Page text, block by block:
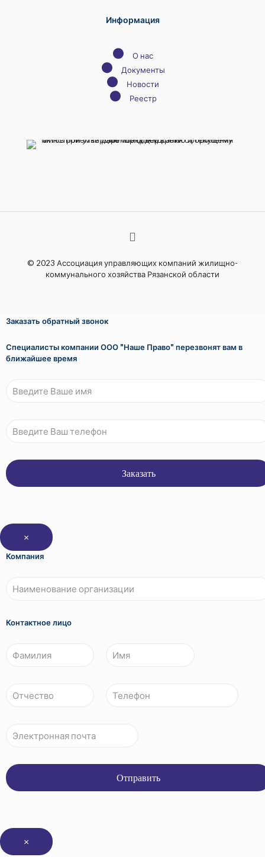
Информация
● О нас
● Документы
● Новости
● Реестр
© 2023 Ассоциация управляющих компаний жилищно-
коммунального хозяйства Рязанской области
Заказать обратный звонок
Специалисты компании ООО "Наше Право" перезвонят вам в
ближайшее время
×
Компания
Контактное лицо
×